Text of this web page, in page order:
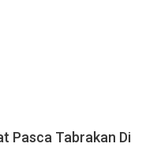
Pasca Tabrakan Di